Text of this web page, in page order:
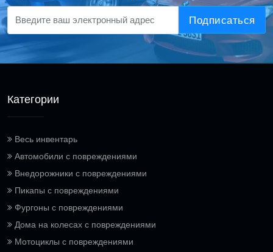
Подписаться
Категории
Весь инвентарь
Автомобили с повреждениями
Внедорожники с повреждениями
Пикапы с повреждениями
Фургоны с повреждениями
Дома на колесах с повреждениями
Мотоциклы с повреждениями